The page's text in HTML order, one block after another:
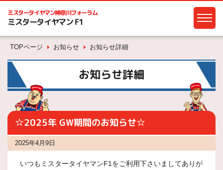
ミスタータイヤマン神奈川フォーラム
ミスタータイヤマン F1
TOPページ お知らせ お知らせ詳細
お知らせ詳細
☆2025年 GW期間のお知らせ☆
2025年4月9日
いつもミスタータイヤマンF1をご利用下さいましてありが